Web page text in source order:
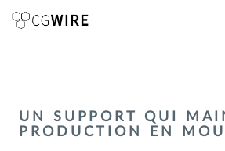
UN SUPPORT QUI
PRODUCTION EN